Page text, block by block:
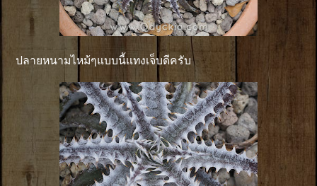
ปลายหนามไหม้ๆแบบนี้เเทงเจ็บดีครับ